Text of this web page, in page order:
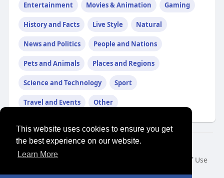
This website uses cookies to ensure you get
the best experience on our website.
Learn More
Entertainment Movies & Animation Gaming
History and Facts Live Style Natural
News and Politics People and Nations
Pets and Animals Places and Regions
Science and Technology Sport
Travel and Events Other
© 2026 SENSUAL MARKET PLACE
Home
About
Terms of Use